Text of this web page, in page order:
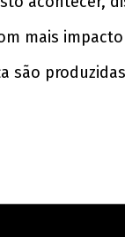
mais
são